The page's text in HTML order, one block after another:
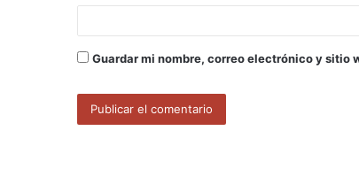
*
Guardar mi nombre, correo electrónico y sitio